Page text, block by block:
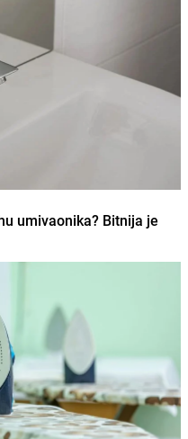
umivaonika? Bitnija je